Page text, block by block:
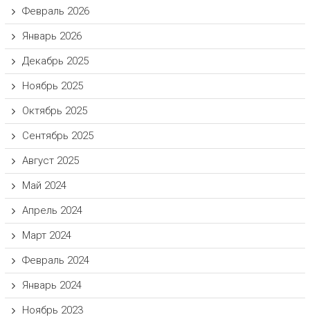
Февраль 2026
Январь 2026
Декабрь 2025
Ноябрь 2025
Октябрь 2025
Сентябрь 2025
Август 2025
Май 2024
Апрель 2024
Март 2024
Февраль 2024
Январь 2024
Ноябрь 2023